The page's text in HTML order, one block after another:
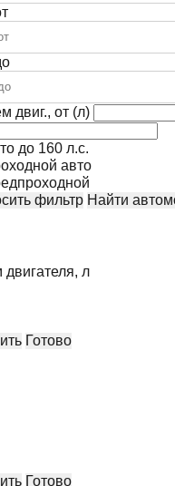
двиг., от (л)
до 160 л.с.
авто
Сбросить фильтр
Найти
л
Готово
Готово